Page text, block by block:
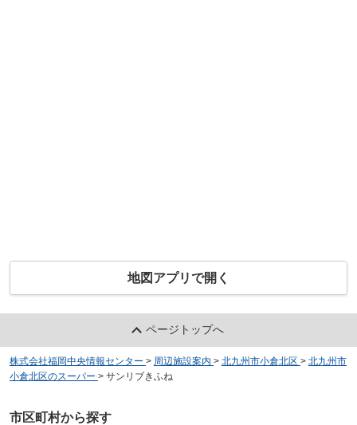
地図アプリで開く
ページトップへ
株式会社福岡中央情報センター > 周辺施設案内 > 北九州市小倉北区 > 北九州市
小倉北区のスーパー > サンリブきふね
市区町村から探す